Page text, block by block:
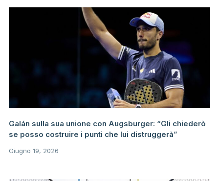
Galán sulla sua unione con Augsburger: “Gli chiederò
se posso costruire i punti che lui distruggerà”
Giugno 19, 2026